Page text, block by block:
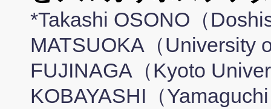
*Takashi OSONO（
MATSUOKA（University
FUJINAGA（Kyoto
KOBAYASHI（